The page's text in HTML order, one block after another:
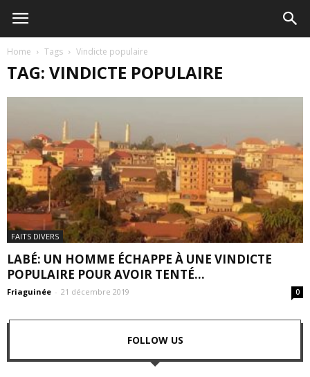
Home Tags Vindicte populaire
TAG: VINDICTE POPULAIRE
FAITS DIVERS
LABÉ: UN HOMME ÉCHAPPE À UNE VINDICTE
POPULAIRE POUR AVOIR TENTÉ...
Friaguinée - 21 décembre 2019 0
FOLLOW US